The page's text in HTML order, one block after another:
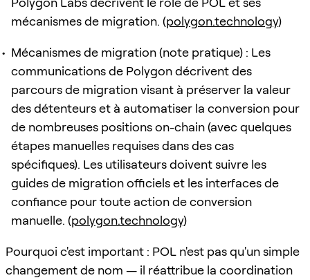
mécanismes de migration. (polygon.technology)
Mécanismes de migration (note pratique) : Les
communications de Polygon décrivent des
parcours de migration visant à préserver la valeur
des détenteurs et à automatiser la conversion pour
de nombreuses positions on-chain (avec quelques
étapes manuelles requises dans des cas
spécifiques). Les utilisateurs doivent suivre les
guides de migration officiels et les interfaces de
confiance pour toute action de conversion
manuelle. (polygon.technology)
Pourquoi c'est important : POL n'est pas qu'un simple
changement de nom — il réattribue la coordination